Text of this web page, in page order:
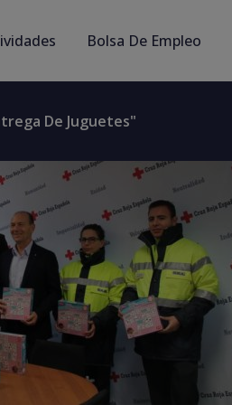
Bolsa De Empleo
De Juguetes"